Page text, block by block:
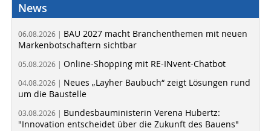
News
06.08.2026 | BAU 2027 macht Branchenthemen mit neuen
Markenbotschaftern sichtbar
05.08.2026 | Online-Shopping mit RE-INvent-Chatbot
04.08.2026 | Neues „Layher Baubuch“ zeigt Lösungen rund
um die Baustelle
03.08.2026 | Bundesbauministerin Verena Hubertz:
"Innovation entscheidet über die Zukunft des Bauens"